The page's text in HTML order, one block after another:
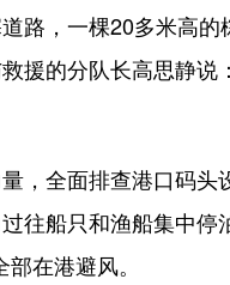
，一棵20多米高的
援的分队长高思静说
全面排查港口码头
往船只和渔船集中停
在港避风。